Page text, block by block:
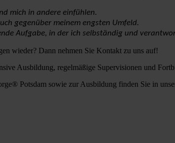
mich in andere einfühlen.
gegenüber meinem engsten Umfeld.
Aufgabe, in der ich selbständig und
wieder? Dann nehmen Sie Kontakt zu uns auf!
Ausbildung, regelmäßige Supervisionen und
Potsdam sowie zur Ausbildung finden Sie in